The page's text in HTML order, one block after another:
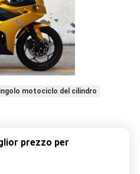
motociclo del cilindro
prezzo per